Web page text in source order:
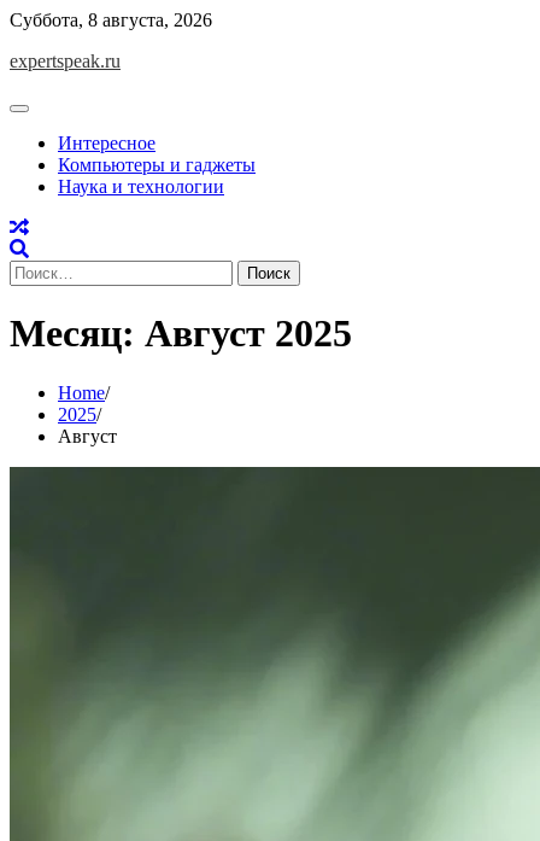
Skip
content
Суббота, 8 августа, 2026
expertspeak.ru
Интересное
Компьютеры и гаджеты
Наука и технологии
Найти:
Месяц: Август 2025
Home
2025
Август